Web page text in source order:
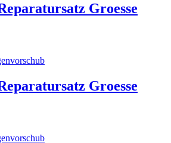
Groesse
Groesse